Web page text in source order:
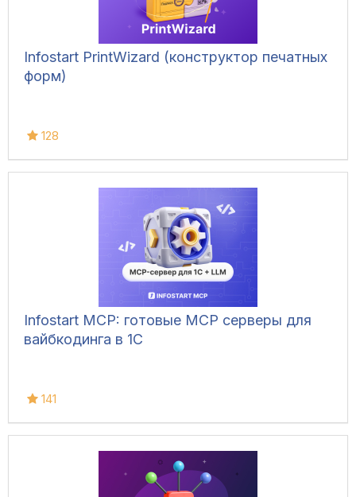
Infostart PrintWizard (конструктор печатных
форм)
128
Infostart MCP: готовые MCP серверы для
вайбкодинга в 1С
141